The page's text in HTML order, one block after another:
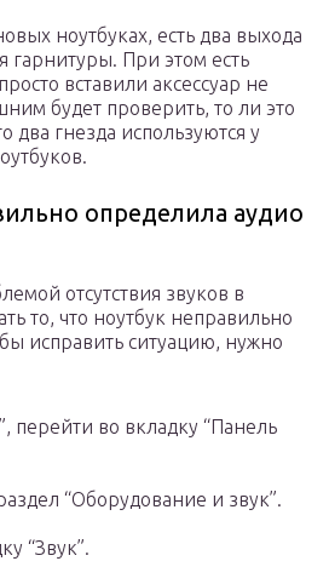
ноутбуках, есть два выхода
гарнитуры. При этом есть
вставили аксессуар не
будет проверить, то ли это
два гнезда используются у
определила аудио
отсутствия звуков в
то, что ноутбук неправильно
исправить ситуацию, нужно
перейти во вкладку “Панель
“Оборудование и звук”.
“Звук”.